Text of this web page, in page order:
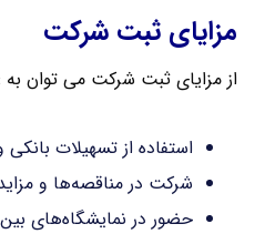
مزایای ثبت شرکت
از مزایای ثبت شرکت می توان به
استفاده از تسهیلات بانکی
شرکت در مناقصه‌ها و
حضور در نمایشگاه‌های